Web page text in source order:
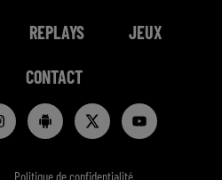
REPLAYS JEUX
CONTACT
Politique de confidentialité